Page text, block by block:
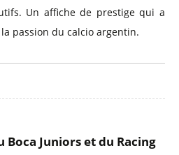
Un affiche de prestige qui a
passion du calcio argentin.
Juniors et du Racing